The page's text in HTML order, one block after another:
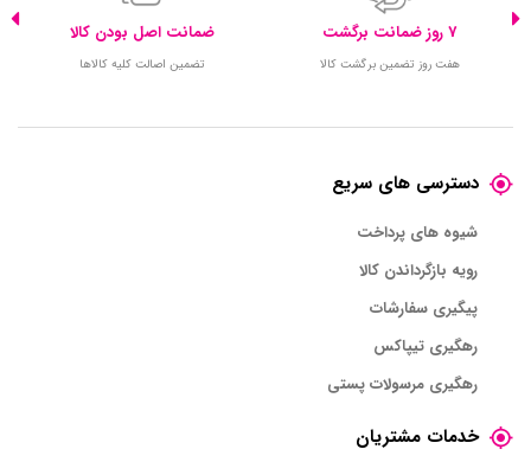
7 روز ضمانت برگشت
هفت روز تضمین برگشت کالا
ضمانت اصل بودن کالا
تضمین اصالت کلیه کالاها
دسترسی های سریع
شیوه های پرداخت
رویه بازگرداندن کالا
پیگیری سفارشات
رهگیری تیپاکس
رهگیری مرسولات پستی
خدمات مشتریان